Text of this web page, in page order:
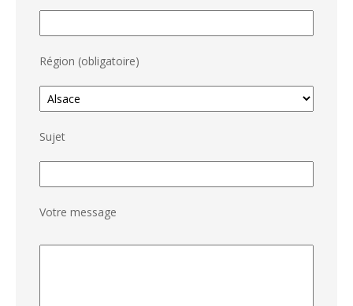
Région (obligatoire)
Sujet
Votre message